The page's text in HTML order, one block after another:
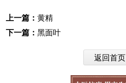
上一篇： 黄精
下一篇： 黑面叶
返回首页